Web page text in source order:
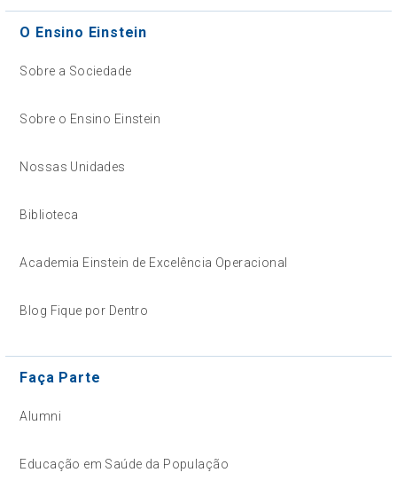
O Ensino Einstein
Sobre a Sociedade
Sobre o Ensino Einstein
Nossas Unidades
Biblioteca
Academia Einstein de Excelência Operacional
Blog Fique por Dentro
Faça Parte
Alumni
Educação em Saúde da População